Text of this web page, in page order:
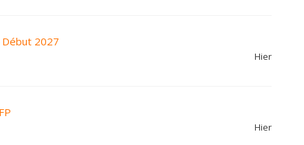
Début 2027
Hier
Hier